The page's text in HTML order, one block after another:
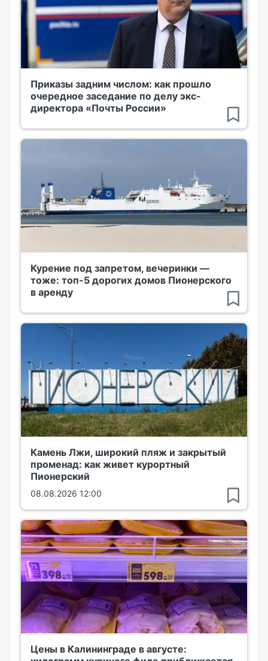
Приказы задним числом: как прошло
очередное заседание по делу экс-
директора «Почты России»
Курение под запретом, вечеринки —
тоже: топ-5 дорогих домов Пионерского
в аренду
Камень Лжи, широкий пляж и закрытый
променад: как живет курортный
Пионерский
08.08.2026 12:00
Цены в Калининграде в августе: